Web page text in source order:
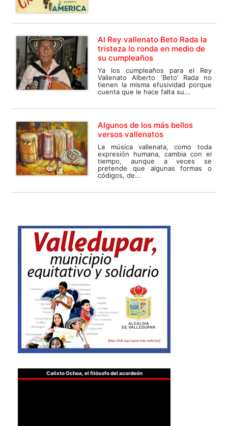
Al Rey vallenato Beto Rada la
tristeza lo ronda en medio de
su cumpleaños
Ya los cumpleaños para el Rey
Vallenato Alberto ‘Beto’ Rada no
tienen la misma efusividad porque
cuenta que le hace falta su...
Algunos de los más bellos
versos vallenatos
La música vallenata, como toda
expresión humana, cambia con el
tiempo, aunque a veces se
pretende que algunas formas o
códigos, de...
Calixto Ochoa, el filósofo del acordeón